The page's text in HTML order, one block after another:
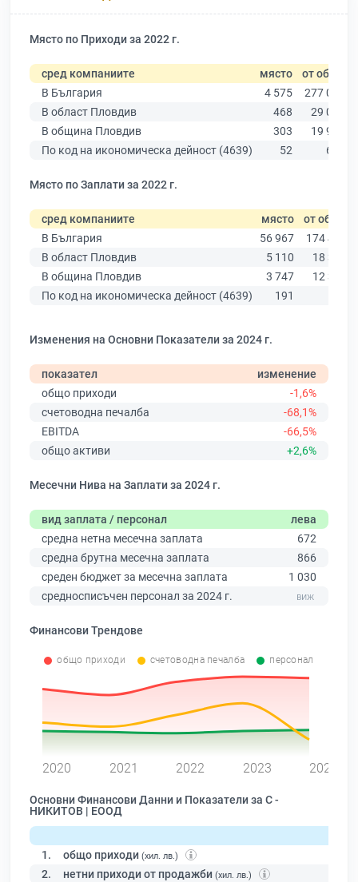
Място по Приходи за 2022 г.
сред компаниите място от общо
В България
4 575
277 019
В област Пловдив
468
29 067
В община Пловдив
303
19 939
По код на икономическа дейност (4639)
52 639
Място по Заплати за 2022 г.
сред компаниите място от общо
В България
56 967
174 403
В област Пловдив
5 110
18 305
В община Пловдив
3 747
12 387
По код на икономическа дейност (4639)
191
Изменения на Основни Показатели за 2024 г.
показател
изменение
общо приходи
-1,6%
счетоводна печалба
-68,1%
EBITDA
-66,5%
общо активи
+2,6%
Месечни Нива на Заплати за 2024 г.
вид заплата / персонал
лева
средна нетна месечна заплата
672
средна брутна месечна заплата
866
среден бюджет за месечна заплата
1 030
средносписъчен персонал за 2024 г.
Финансови Трендове
общо приходи счетоводна печалба персонал
2020 2021 2022 2023 2024
Основни Финансови Данни и Показатели за С -
НИКИТОВ | ЕООД
1. общо приходи (хил. лв.)
2. нетни приходи от продажби (хил. лв.)